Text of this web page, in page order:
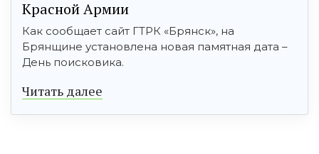
Красной Армии
Как сообщает сайт ГТРК «Брянск», на
Брянщине установлена новая памятная дата –
День поисковика.
Читать далее